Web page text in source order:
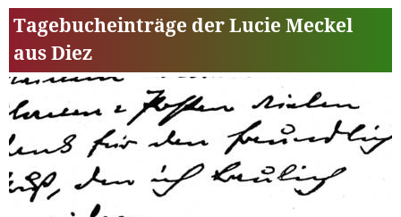
Tagebucheinträge der Lucie Meckel
aus Diez